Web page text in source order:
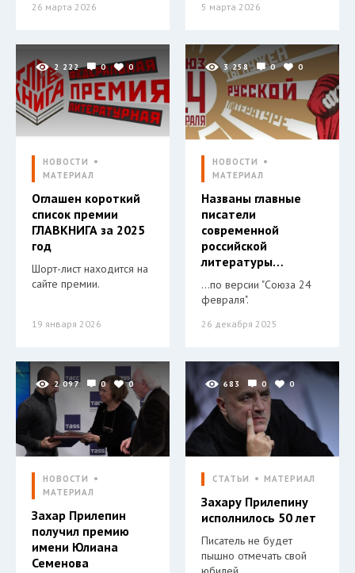
26 марта 2026 5 марта 2026
2 222 0 0
НОВОСТИ
МАТЕРИАЛ
Оглашен короткий
список премии
ГЛАВКНИГА за 2025
год
Шорт-лист находится на
сайте премии.
19 января 2026
3 258 0 0
НОВОСТИ
МАТЕРИАЛ
Названы главные
писатели
современной
российской
литературы…
…по версии "Союза 24
февраля".
26 декабря 2025
2 097 0 0
НОВОСТИ
МАТЕРИАЛ
Захар Прилепин
получил премию
имени Юлиана
Семенова
683 0 0
СТАТЬИ МАТЕРИАЛ
Захару Прилепину
исполнилось 50 лет
Писатель не будет
пышно отмечать свой